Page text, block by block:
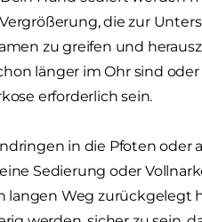
die zur
zu greifen und
länger im Ohr sind
erforderlich sein.
in die Pfoten
Sedierung oder
langen Weg zurückgelegt